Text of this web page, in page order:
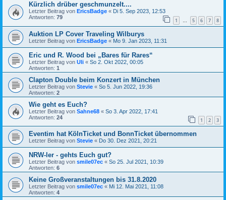
Kürzlich drüber geschmunzelt....
Letzter Beitrag von EricsBadge « Di 5. Sep 2023, 12:53
Antworten: 79 1 … 5 6 7 8
Auktion LP Cover Traveling Wilburys
Letzter Beitrag von EricsBadge « Mo 9. Jan 2023, 11:31
Eric und R. Wood bei „Bares für Rares“
Letzter Beitrag von Uli « So 2. Okt 2022, 00:05
Antworten: 1
Clapton Double beim Konzert in München
Letzter Beitrag von Stevie « So 5. Jun 2022, 19:36
Antworten: 2
Wie geht es Euch?
Letzter Beitrag von Sahne68 « So 3. Apr 2022, 17:41
Antworten: 24 1 2 3
Eventim hat KölnTicket und BonnTicket übernommen
Letzter Beitrag von Stevie « Do 30. Dez 2021, 20:21
NRW-ler - gehts Euch gut?
Letzter Beitrag von smile07ec « So 25. Jul 2021, 10:39
Antworten: 6
Keine Großveranstaltungen bis 31.8.2020
Letzter Beitrag von smile07ec « Mi 12. Mai 2021, 11:08
Antworten: 4